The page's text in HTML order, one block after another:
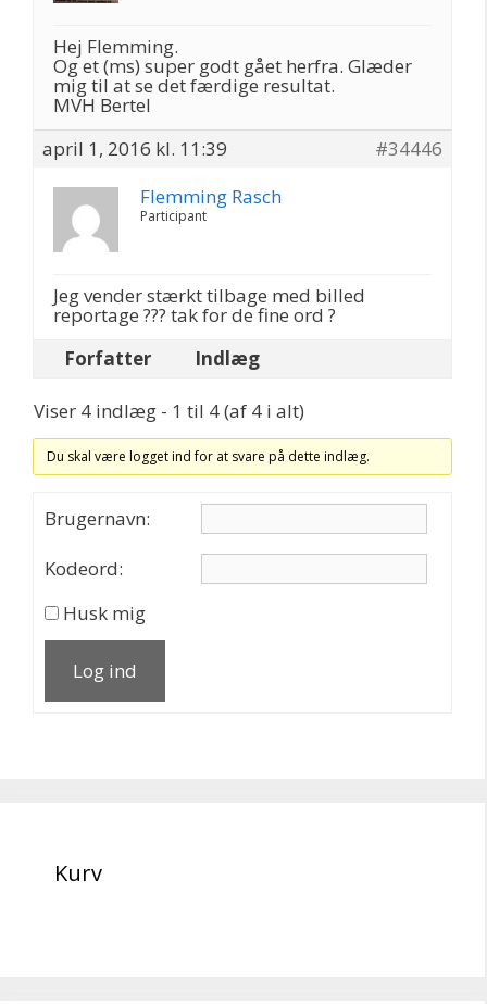
Hej Flemming.
Og et (ms) super godt gået herfra. Glæder
mig til at se det færdige resultat.
MVH Bertel
april 1, 2016 kl. 11:39
#34446
Flemming Rasch
Participant
Jeg vender stærkt tilbage med billed
reportage ??? tak for de fine ord ?
Forfatter
Indlæg
Viser 4 indlæg - 1 til 4 (af 4 i alt)
Du skal være logget ind for at svare på dette indlæg.
Brugernavn:
Kodeord:
Husk mig
Log ind
Kurv